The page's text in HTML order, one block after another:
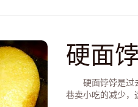
硬面
硬面饽饽是过去
巷卖小吃的减少，